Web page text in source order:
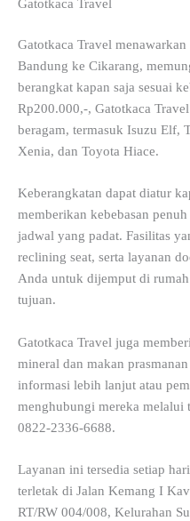
Gatotkaca Travel
Gatotkaca Travel
Bandung ke Cikarang,
berangkat kapan saja sesuai
Rp200.000,-, Gatotkaca
beragam, termasuk Isuzu Elf,
Xenia, dan Toyota Hiace.
Keberangkatan dapat diatur
memberikan kebebasan
jadwal yang padat. Fasilitas
reclining seat, serta layanan
Anda untuk dijemput di
tujuan.
Gatotkaca Travel juga
mineral dan makan
informasi lebih lanjut atau
menghubungi mereka melalui
0822-2336-6688.
Layanan ini tersedia setiap
terletak di Jalan Kemang I
RT/RW 004/008, Kelurahan